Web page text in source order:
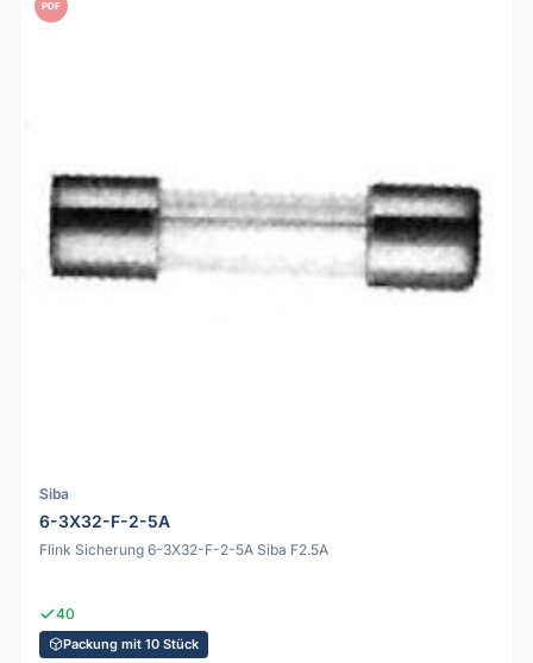
PDF
Siba
6-3X32-F-2-5A
Flink Sicherung 6-3X32-F-2-5A Siba F2.5A
40
Packung mit 10 Stück